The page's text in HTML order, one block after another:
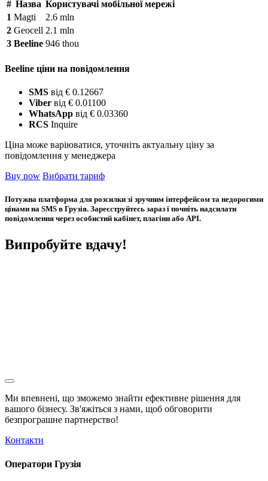
# Назва Користувачі мобільної мережі
1 Magti
2.6 mln
2 Geocell 2.1 mln
3 Beeline 946 thou
Beeline ціни на повідомлення
SMS від € 0.12667
Viber від € 0.01100
WhatsApp від € 0.03360
RCS Inquire
Ціна може варіюватися, уточніть актуальну ціну за
повідомлення у менеджера
Buy now Вибрати тариф
Потужна платформа для розсилки зі зручним інтерфейсом та недорогими
цінами на SMS в Грузія. Зареєструйтесь зараз і почніть надсилати
повідомлення через особистий кабінет, плагіни або API.
Випробуйте вдачу!
Ми впевнені, що зможемо знайти ефективне рішення для
вашого бізнесу. Зв'яжіться з нами, щоб обговорити
безпрограшне партнерство!
Контакти
Оператори Грузія